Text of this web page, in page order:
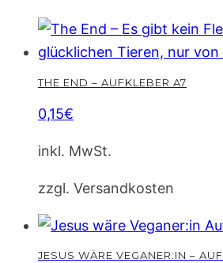
Menge
THE END – AUFKLEBER A7
0,15€
inkl. MwSt.
zzgl. Versandkosten
JESUS WÄRE VEGANER:IN –